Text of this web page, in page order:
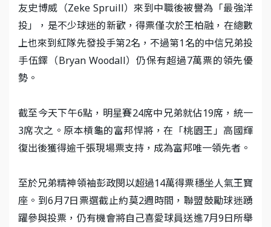
友史博威（Zeke Spruill）來到中職後被譽為「最強洋
投」，是不少球迷的新歡，得票僅次於王柏融，在總數
上也來到紅隊先發投手第2名，不過第1名的中信兄弟投
手伍鐸（Bryan Woodall）仍保有超過7萬票的領先優
勢。
截至今天下午6點，明星賽24席中兄弟就佔19席，統一
3席次之。原本槓龜的富邦悍將，在「桃園王」高國輝
復出後獲得逾千張現場票支持，成為富邦唯一領先者。
至於兄弟精神領袖彭政閔以超過14萬得票穩坐人氣王寶
座。到6月7日票選截止約莫2週時間，聯盟鼓勵球迷踴
躍參與投票，仍有機會將自己喜愛球員送進7月9日所舉